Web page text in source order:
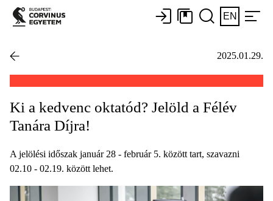
EN
2025.01.29.
Ki a kedvenc oktatód? Jelöld a Félév
Tanára Díjra!
A jelölési időszak január 28 - február 5. között tart, szavazni
02.10 - 02.19. között lehet.